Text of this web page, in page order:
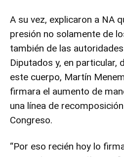
A su vez, explicaron a NA
presión no solamente de
también de las
Diputados y, en particular,
este cuerpo, Martín
firmara el aumento de
una línea de
Congreso.
“Por eso recién hoy lo